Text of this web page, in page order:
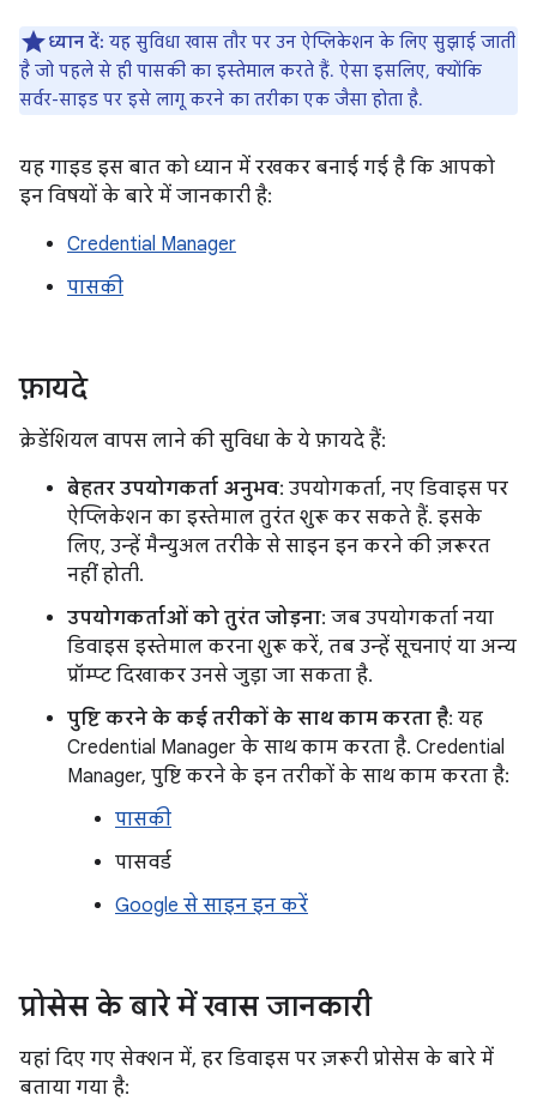
ध्यान दें: यह सुविधा खास तौर पर उन ऐप्लिकेशन के लिए सुझाई जाती
है जो पहले से ही पासकी का इस्तेमाल करते हैं. ऐसा इसलिए, क्योंकि
सर्वर-साइड पर इसे लागू करने का तरीका एक जैसा होता है.
यह गाइड इस बात को ध्यान में रखकर बनाई गई है कि आपको
इन विषयों के बारे में जानकारी है:
Credential Manager
पासकी
फ़ायदे
क्रेडेंशियल वापस लाने की सुविधा के ये फ़ायदे हैं:
बेहतर उपयोगकर्ता अनुभव: उपयोगकर्ता, नए डिवाइस पर
ऐप्लिकेशन का इस्तेमाल तुरंत शुरू कर सकते हैं. इसके
लिए, उन्हें मैन्युअल तरीके से साइन इन करने की ज़रूरत
नहीं होती.
उपयोगकर्ताओं को तुरंत जोड़ना: जब उपयोगकर्ता नया
डिवाइस इस्तेमाल करना शुरू करें, तब उन्हें सूचनाएं या अन्य
प्रॉम्प्ट दिखाकर उनसे जुड़ा जा सकता है.
पुष्टि करने के कई तरीकों के साथ काम करता है: यह
Credential Manager के साथ काम करता है. Credential
Manager, पुष्टि करने के इन तरीकों के साथ काम करता है:
पासकी
पासवर्ड
Google से साइन इन करें
प्रोसेस के बारे में खास जानकारी
यहां दिए गए सेक्शन में, हर डिवाइस पर ज़रूरी प्रोसेस के बारे में
बताया गया है: